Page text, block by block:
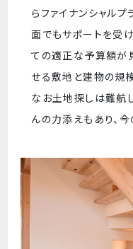
らファイナンシャル
面でもサポートを受
ての適正な予算額が
せる敷地と建物の規
なお土地探しは難航
んの力添えもあり、